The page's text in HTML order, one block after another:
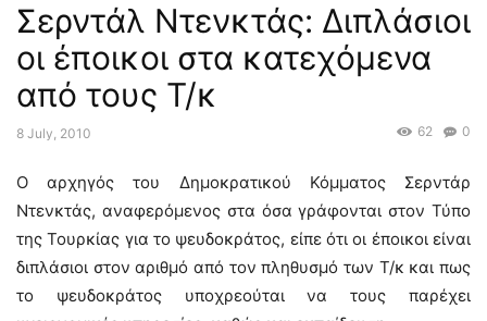
Σερντάλ Ντενκτάς: Διπλάσιοι
οι έποικοι στα κατεχόμενα
από τους Τ/κ
8 July, 2010 0
62
Ο αρχηγός του Δημοκρατικού Κόμματος Σερντάρ
Ντενκτάς, αναφερόμενος στα όσα γράφονται στον Τύπο
της Τουρκίας για το ψευδοκράτος, είπε ότι οι έποικοι είναι
διπλάσιοι στον αριθμό από τον πληθυσμό των Τ/κ και πως
το ψευδοκράτος υποχρεούται να τους παρέχει